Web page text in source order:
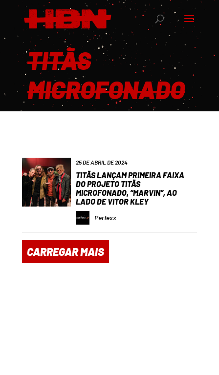
TITÃS
MICROFONADO
25 DE ABRIL DE 2024
TITÃS LANÇAM PRIMEIRA FAIXA
DO PROJETO TITÃS
MICROFONADO, “MARVIN”, AO
LADO DE VITOR KLEY
Perfexx
CARREGAR MAIS